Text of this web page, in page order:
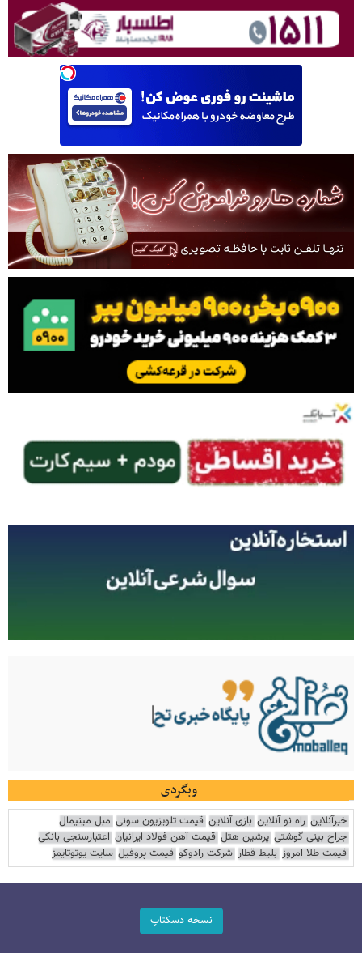
وبگردی
خبرآنلاین راه نو آنلاین بازی آنلاین قیمت تلویزیون سونی مبل مینیمال
جراح بینی گوشتی پرشین هتل قیمت آهن فولاد ایرانیان اعتبارسنجی بانکی
قیمت طلا امروز بلیط قطار شرکت رادوکو قیمت پروفیل سایت یوتوتایمز
نسخه دسکتاپ